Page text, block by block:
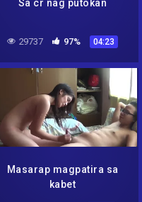
Sa cr nag putokan
29737 97% 04:23
Masarap magpatira sa
kabet